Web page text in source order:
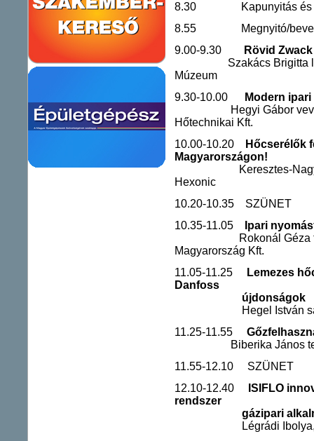
8.30 Kapunyitás és
8.55 Megnyitó/
9.00-9.30
Rövid
Szakács Brigitta
Múzeum
9.30-10.00 Modern ipari
Hegyi Gábor
Hőtechnikai Kft.
10.00-10.20
Hőcserélők
Magyarországon!
Keresztes-
Hexonic
10.20-10.35 SZÜNET
10.35-11.05
Ipari
Rokonál Géza
Magyarország Kft.
11.05-11.25
Lemezes
Danfoss
újdonságok
Hegel István sales
11.25-11.55
Biberika János
11.55-12.10 SZÜNET
12.10-12.40
ISIFLO
rendszer
gázipari
Légrádi Ibolya,